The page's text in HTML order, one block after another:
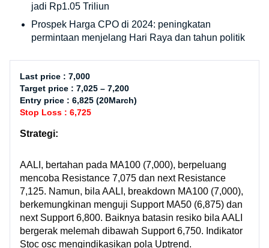
jadi Rp1.05 Triliun
Prospek Harga CPO di 2024: peningkatan
permintaan menjelang Hari Raya dan tahun politik
Last price : 7,000
Target price : 7,025 – 7,200
Entry price : 6,825 (20March)
Stop Loss : 6,725
Strategi:
AALI, bertahan pada MA100 (7,000), berpeluang
mencoba Resistance 7,075 dan next Resistance
7,125. Namun, bila AALI, breakdown MA100 (7,000),
berkemungkinan menguji Support MA50 (6,875) dan
next Support 6,800. Baiknya batasin resiko bila AALI
bergerak melemah dibawah Support 6,750. Indikator
Stoc osc mengindikasikan pola Uptrend.